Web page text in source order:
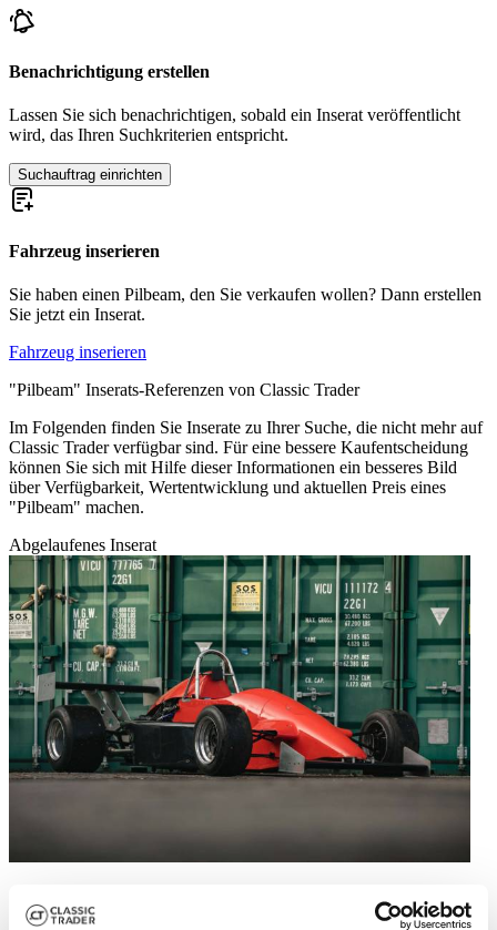
Benachrichtigung erstellen
Lassen Sie sich benachrichtigen, sobald ein Inserat veröffentlicht
wird, das Ihren Suchkriterien entspricht.
Suchauftrag einrichten
Fahrzeug inserieren
Sie haben einen Pilbeam, den Sie verkaufen wollen? Dann erstellen
Sie jetzt ein Inserat.
Fahrzeug inserieren
"Pilbeam" Inserats-Referenzen von Classic Trader
Im Folgenden finden Sie Inserate zu Ihrer Suche, die nicht mehr auf
Classic Trader verfügbar sind. Für eine bessere Kaufentscheidung
können Sie sich mit Hilfe dieser Informationen ein besseres Bild
über Verfügbarkeit, Wertentwicklung und aktuellen Preis eines
"Pilbeam" machen.
Abgelaufenes Inserat
1992 | Pilbeam MP62